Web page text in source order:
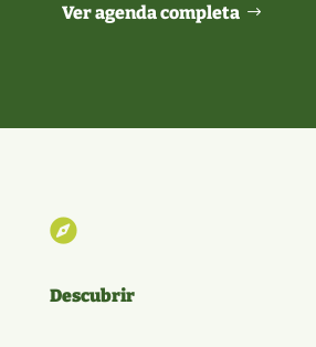
Ver agenda completa

Descubrir